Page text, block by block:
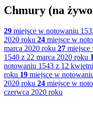
Chmury (na
29 miejsce w notowaniu
2020 roku 24 miejsce w
marca 2020 roku 27 miejsce
1540 z 22 marca 2020 roku
notowaniu 1543 z 12
roku 19 miejsce w
2020 roku 24 miejsce w
czerwca 2020 roku